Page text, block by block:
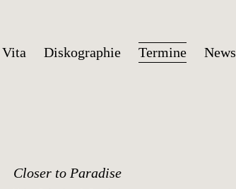
Vita Diskographie Termine News
Closer to Paradise